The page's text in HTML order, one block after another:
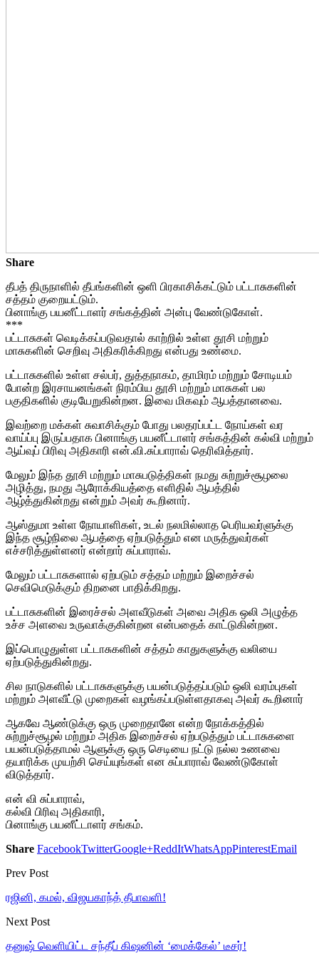
Share
தீபத் திருநாளில் தீபங்களின் ஒளி பிரகாசிக்கட்டும் பட்டாசுகளின்
சத்தம் குறையட்டும்.
பினாங்கு பயனீட்டாளர் சங்கத்தின் அன்பு வேண்டுகோள்.
***
பட்டாசுகள் வெடிக்கப்படுவதால் காற்றில் உள்ள தூசி மற்றும்
மாசுகளின் செறிவு அதிகரிக்கிறது என்பது உண்மை.
பட்டாசுகளில் உள்ள சல்பர், துத்தநாகம், தாமிரம் மற்றும் சோடியம்
போன்ற இரசாயனங்கள் நிரம்பிய தூசி மற்றும் மாசுகள் பல
பகுதிகளில் குடியேறுகின்றன. இவை மிகவும் ஆபத்தானவை.
இவற்றை மக்கள் சுவாசிக்கும் போது பலதரப்பட்ட நோய்கள் வர
வாய்ப்பு இருப்பதாக பினாங்கு பயனீட்டாளர் சங்கத்தின் கல்வி மற்றும்
ஆய்வுப் பிரிவு அதிகாரி என்.வி.சுப்பாராவ் தெரிவித்தார்.
மேலும் இந்த தூசி மற்றும் மாசுபடுத்திகள் நமது சுற்றுச்சூழலை
அழித்து, நமது ஆரோக்கியத்தை எளிதில் ஆபத்தில்
ஆழ்த்துகின்றது என்றும் அவர் கூறினார்.
ஆஸ்துமா உள்ள நோயாளிகள், உடல் நலமில்லாத பெரியவர்ளுக்கு
இந்த சூழ்நிலை ஆபத்தை ஏற்படுத்தும் என மருத்துவர்கள்
எச்சரித்துள்ளனர் என்றார் சுப்பாராவ்.
மேலும் பட்டாசுகளால் ஏற்படும் சத்தம் மற்றும் இறைச்சல்
செவிமெடுக்கும் திறனை பாதிக்கிறது.
பட்டாசுகளின் இரைச்சல் அளவீடுகள் அவை அதிக ஒலி அழுத்த
உச்ச அளவை உருவாக்குகின்றன என்பதைக் காட்டுகின்றன.
இப்பொழுதுள்ள பட்டாசுகளின் சத்தம் காதுகளுக்கு வலியை
ஏற்படுத்துகின்றது.
சில நாடுகளில் பட்டாசுகளுக்கு பயன்படுத்தப்படும் ஒலி வரம்புகள்
மற்றும் அளவீட்டு முறைகள் வழங்கப்படுள்ளதாகவு அவர் கூறினார்
ஆகவே ஆண்டுக்கு ஒரு முறைதானே என்ற நோக்கத்தில்
சுற்றுச்சூழல் மற்றும் அதிக இறைச்சல் ஏற்படுத்தும் பட்டாசுகளை
பயன்படுத்தாமல் ஆளுக்கு ஒரு செடியை நட்டு நல்ல உணவை
தயாரிக்க முயற்சி செய்யுங்கள் என சுப்பாராவ் வேண்டுகோள்
விடுத்தார்.
என் வி சுப்பாராவ்,
கல்வி பிரிவு அதிகாரி,
பினாங்கு பயனீட்டாளர் சங்கம்.
Share FacebookTwitterGoogle+ReddItWhatsAppPinterestEmail
Prev Post
ரஜினி, கமல், விஜயகாந்த் தீபாவளி!
Next Post
தனுஷ் வெளியிட்ட சந்தீப் கிஷனின் ‘மைக்கேல்’ டீசர்!